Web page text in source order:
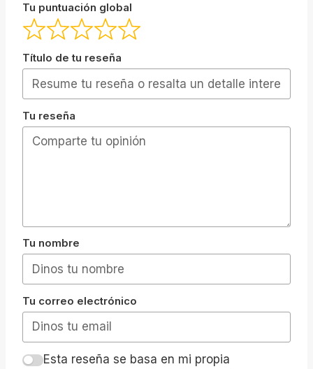
Tu puntuación global
Título de tu reseña
Tu reseña
Tu nombre
Tu correo electrónico
Esta reseña se basa en mi propia